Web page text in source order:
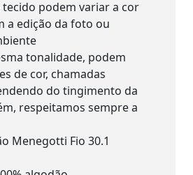
tecido podem variar a cor
a edição da foto ou
tonalidade, podem
de cor, chamadas
do tingimento da
respeitamos sempre a
Menegotti Fio 30.1